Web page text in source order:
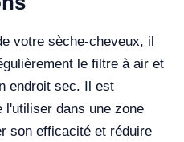
votre sèche-cheveux, il
le filtre à air et
endroit sec. Il est
l'utiliser dans une zone
son efficacité et réduire